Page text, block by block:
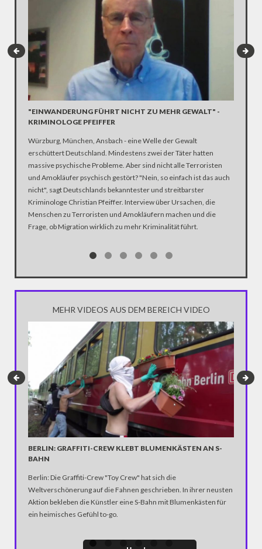
"EINWANDERUNG FÜHRT NICHT ZU MEHR GEWALT" -
KRIMINOLOGE PFEIFFER
Würzburg, München, Ansbach - eine Welle der Gewalt
erschüttert Deutschland. Mindestens zwei der Täter hatten
massive psychische Probleme. Aber sind nicht alle Terroristen
und Amokläufer psychisch gestört? "Nein, so einfach ist das auch
nicht", sagt Deutschlands bekanntester und streitbarster
Kriminologe Christian Pfeiffer. Interview über Ursachen, die
Menschen zu Terroristen und Amokläufern machen und die
Frage, ob Migration wirklich zu mehr Kriminalität führt.
MEHR VIDEOS AUS DEM BEREICH VIDEO
BERLIN: GRAFFITI-CREW KLEBT BLUMENKÄSTEN AN S-
BAHN
Berlin: Die Graffiti-Crew "Toy Crew" hat sich die
Weltverschönerung auf die Fahnen geschrieben. In ihrer neusten
Aktion bekleben die Künstler eine S-Bahn mit Blumenkästen für
ein heimisches Gefühl to-go.